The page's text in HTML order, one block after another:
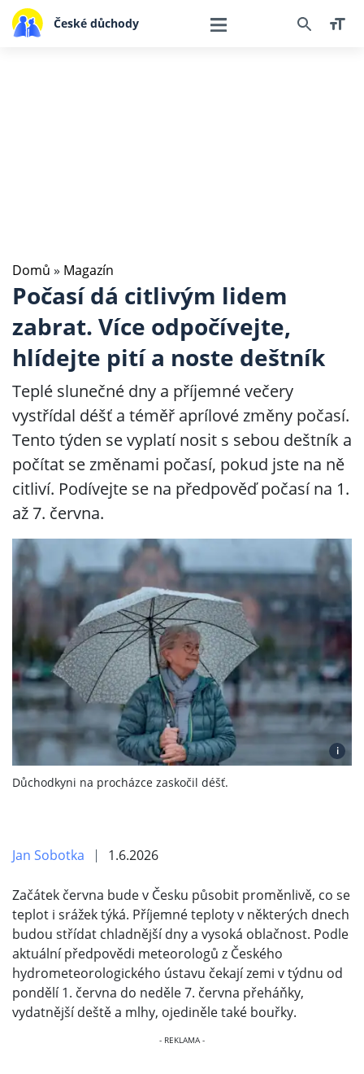
České důchody
Domů » Magazín
Počasí dá citlivým lidem
zabrat. Více odpočívejte,
hlídejte pití a noste deštník
Teplé slunečné dny a příjemné večery
vystřídal déšť a téměř aprílové změny počasí.
Tento týden se vyplatí nosit s sebou deštník a
počítat se změnami počasí, pokud jste na ně
citliví. Podívejte se na předpověď počasí na 1.
až 7. června.
i
Důchodkyni na procházce zaskočil déšť.
Jan Sobotka 1.6.2026
Začátek června bude v Česku působit proměnlivě, co se
teplot i srážek týká. Příjemné teploty v některých dnech
budou střídat chladnější dny a vysoká oblačnost. Podle
aktuální předpovědi meteorologů z Českého
hydrometeorologického ústavu čekají zemi v týdnu od
pondělí 1. června do neděle 7. června přeháňky,
vydatnější deště a mlhy, ojediněle také bouřky.